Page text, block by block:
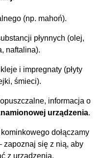
(np. mahoń).
płynnych (olej,
naftalina).
i impregnaty (płyty
śmieci).
informacja o
urządzenia.
dołączamy
zapoznaj się z nią, aby
z urządzenia.